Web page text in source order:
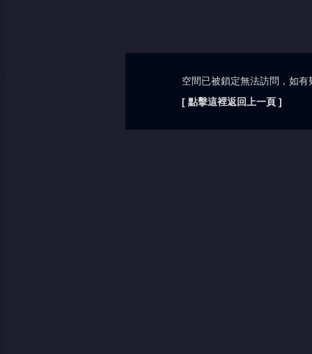
空間已被鎖定無法訪問，如
[ 點擊這裡返回上一頁 ]